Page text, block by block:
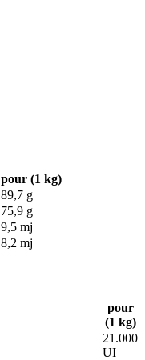
pour (1 kg)
89,7 g
75,9 g
9,5 mj
8,2 mj
pour
(1 kg)
21.000
UI